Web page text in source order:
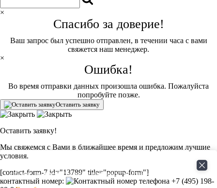
×
Спасибо за доверие!
Ваш запрос был успешно отправлен, в течении часа с вами
свяжется наш менеджер.
×
Ошибка!
Во время отправки данных произошла ошибка. Пожалуйста
попробуйте позже.
Оставить заявку
Оставить заявку!
Мы свяжемся с Вами в ближайшее время и предложим лучшие
условия.
[contact-form-7 id="13789" title="popup-form"]
контактный номер:
+7 (495) 198-
сайтом, вы даёте согласие на обработку файлов cookie.